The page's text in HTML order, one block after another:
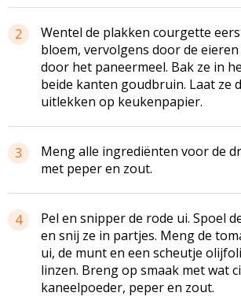
2
Wentel de plakken courgette
bloem, vervolgens door de
door het paneermeel. Bak ze in
beide kanten goudbruin. Laat ze
uitlekken op keukenpapier.
3
Meng alle ingrediënten voor de
met peper en zout.
4
Pel en snipper de rode ui. Spoel
en snij ze in partjes. Meng de
ui, de munt en een scheutje
linzen. Breng op smaak met wat
kaneelpoeder, peper en zout.